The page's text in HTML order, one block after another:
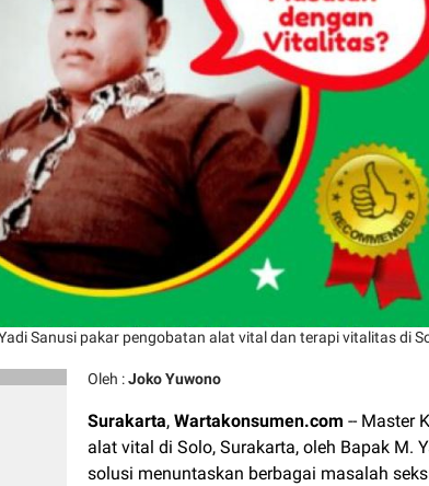
Sanusi pakar pengobatan alat vital dan terapi vitalitas di
Oleh :Joko Yuwono
Surakarta,Wartakonsumen.com -- Master
alat vital di Solo, Surakarta, oleh Bapak M.
solusi menuntaskan berbagai masalah